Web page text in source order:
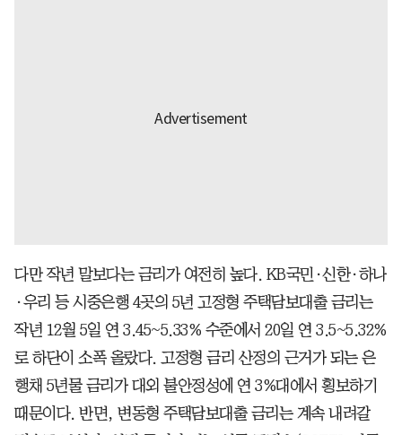
다만 작년 말보다는 금리가 여전히 높다. KB국민·신한·하나
·우리 등 시중은행 4곳의 5년 고정형 주택담보대출 금리는
작년 12월 5일 연 3.45~5.33% 수준에서 20일 연 3.5~5.32%
로 하단이 소폭 올랐다. 고정형 금리 산정의 근거가 되는 은
행채 5년물 금리가 대외 불안정성에 연 3%대에서 횡보하기
때문이다. 반면, 변동형 주택담보대출 금리는 계속 내려갈